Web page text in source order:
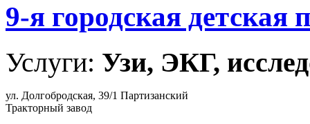
9-я городская детская
Услуги: Узи, ЭКГ,
ул. Долгобродская, 39/1 Партизанский
Тракторный завод